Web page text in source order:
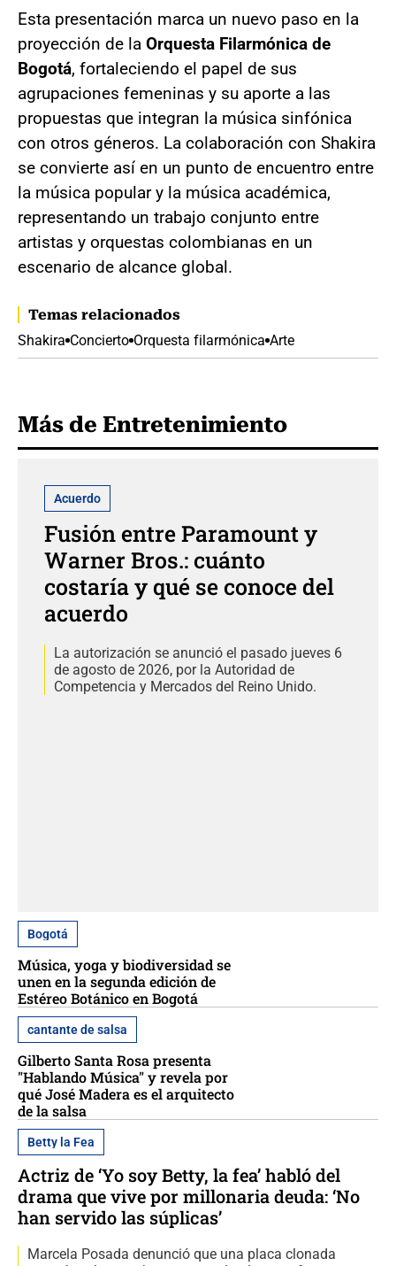
Esta presentación marca un nuevo paso en la
proyección de la Orquesta Filarmónica de
Bogotá, fortaleciendo el papel de sus
agrupaciones femeninas y su aporte a las
propuestas que integran la música sinfónica
con otros géneros. La colaboración con Shakira
se convierte así en un punto de encuentro entre
la música popular y la música académica,
representando un trabajo conjunto entre
artistas y orquestas colombianas en un
escenario de alcance global.
Temas relacionados
Shakira Concierto Orquesta filarmónica Arte
Más de Entretenimiento
Acuerdo
Fusión entre Paramount y
Warner Bros.: cuánto
costaría y qué se conoce del
acuerdo
La autorización se anunció el pasado jueves 6
de agosto de 2026, por la Autoridad de
Competencia y Mercados del Reino Unido.
Bogotá
Música, yoga y biodiversidad se
unen en la segunda edición de
Estéreo Botánico en Bogotá
cantante de salsa
Gilberto Santa Rosa presenta
"Hablando Música" y revela por
qué José Madera es el arquitecto
de la salsa
Betty la Fea
Actriz de ‘Yo soy Betty, la fea’ habló del
drama que vive por millonaria deuda: ‘No
han servido las súplicas’
Marcela Posada denunció que una placa clonada